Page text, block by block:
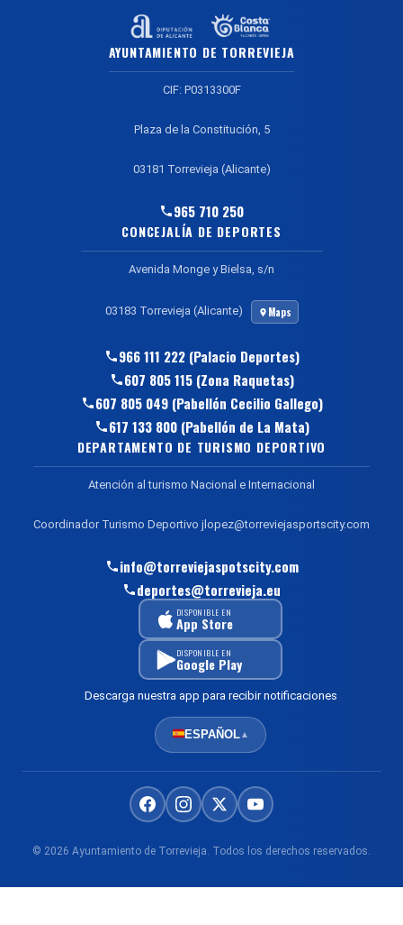
AYUNTAMIENTO DE TORREVIEJA
CIF: P0313300F
Plaza de la Constitución, 5
03181 Torrevieja (Alicante)
965 710 250
CONCEJALÍA DE DEPORTES
Avenida Monge y Bielsa, s/n
03183 Torrevieja (Alicante) Maps
966 111 222 (Palacio Deportes)
607 805 115 (Zona Raquetas)
607 805 049 (Pabellón Cecilio Gallego)
617 133 800 (Pabellón de La Mata)
DEPARTAMENTO DE TURISMO DEPORTIVO
Atención al turismo Nacional e Internacional
Coordinador Turismo Deportivo jlopez@torreviejasportscity.com
info@torreviejaspotscity.com
deportes@torrevieja.eu
DISPONIBLE EN
App Store
DISPONIBLE EN
Google Play
Descarga nuestra app para recibir notificaciones
ESPAÑOL▲
© 2026 Ayuntamiento de Torrevieja. Todos los derechos reservados.